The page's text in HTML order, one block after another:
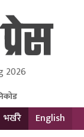
Ltd.
2026
भर्खरै English